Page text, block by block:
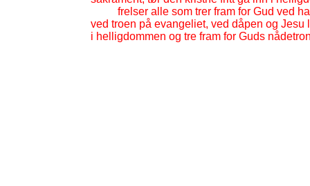
frelser alle som trer fram for Gud ved
ved troen på evangeliet, ved dåpen og
i helligdommen og tre fram for Guds